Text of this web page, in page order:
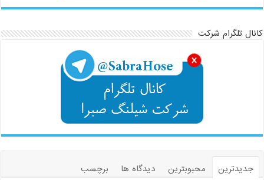
کانال تلگرام شرکت
جدیدترین محبوبترین دیدگاه ها برچسب